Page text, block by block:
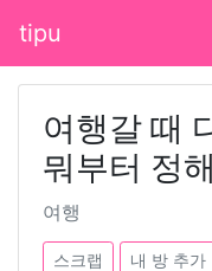
tipu
여행갈 때
뭐부터 정
여행
스크랩 내 방 추가